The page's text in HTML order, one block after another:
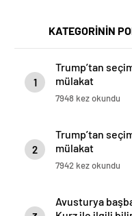
KATEGORİNİN
1
Trump’tan
mülakat
7948 kez okundu
2
Trump’tan
mülakat
7942 kez okundu
Avusturya